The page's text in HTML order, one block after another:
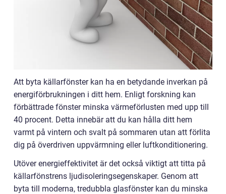
Att byta källarfönster kan ha en betydande inverkan på
energiförbrukningen i ditt hem. Enligt forskning kan
förbättrade fönster minska värmeförlusten med upp till
40 procent. Detta innebär att du kan hålla ditt hem
varmt på vintern och svalt på sommaren utan att förlita
dig på överdriven uppvärmning eller luftkonditionering.
Utöver energieffektivitet är det också viktigt att titta på
källarfönstrens ljudisoleringsegenskaper. Genom att
byta till moderna, tredubbla glasfönster kan du minska